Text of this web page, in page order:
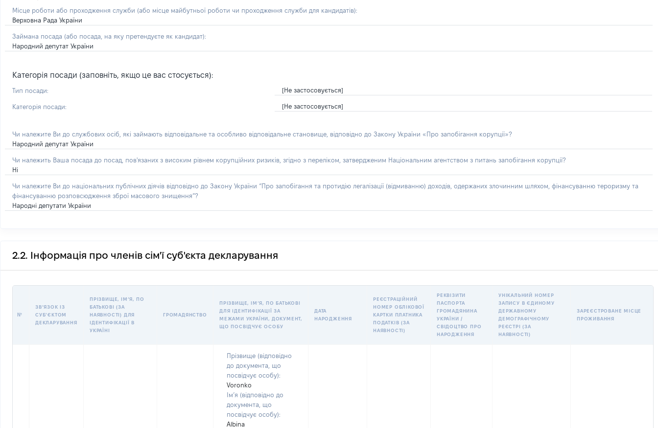
Місце роботи або проходження служби (або місце майбутньої роботи чи проходження служби для кандидатів):
Верховна Рада України
Займана посада (або посада, на яку претендуєте як кандидат):
Народний депутат України
Категорія посади (заповніть, якщо це вас стосується):
Тип посади: [Не застосовується]
Категорія посади: [Не застосовується]
Чи належите Ви до службових осіб, які займають відповідальне та особливо відповідальне становище, відповідно до Закону України «Про запобігання корупції»?
Народний депутат України
Чи належить Ваша посада до посад, пов'язаних з високим рівнем корупційних ризиків, згідно з переліком, затвердженим Національним агентством з питань запобігання корупції?
Ні
Чи належите Ви до національних публічних діячів відповідно до Закону України “Про запобігання та протидію легалізації (відмиванню) доходів, одержаних злочинним шляхом, фінансуванню тероризму та
фінансуванню розповсюдження зброї масового знищення”?
Народні депутати України
2.2. Інформація про членів сім'ї суб'єкта декларування
№
ЗВʼЯЗОК ІЗ
СУБʼЄКТОМ
ДЕКЛАРУВАННЯ
ПРІЗВИЩЕ, ІМʼЯ, ПО
БАТЬКОВІ (ЗА
НАЯВНОСТІ) ДЛЯ
ІДЕНТИФІКАЦІЇ В
УКРАЇНІ
ГРОМАДЯНСТВО
ПРІЗВИЩЕ, ІМʼЯ, ПО БАТЬКОВІ
ДЛЯ ІДЕНТИФІКАЦІЇ ЗА
МЕЖАМИ УКРАЇНИ, ДОКУМЕНТ,
ЩО ПОСВІДЧУЄ ОСОБУ
ДАТА
НАРОДЖЕННЯ
РЕЄСТРАЦІЙНИЙ
НОМЕР ОБЛІКОВОЇ
КАРТКИ ПЛАТНИКА
ПОДАТКІВ (ЗА
НАЯВНОСТІ)
РЕКВІЗИТИ
ПАСПОРТА
ГРОМАДЯНИНА
УКРАЇНИ /
СВІДОЦТВО ПРО
НАРОДЖЕННЯ
УНІКАЛЬНИЙ НОМЕР
ЗАПИСУ В ЄДИНОМУ
ДЕРЖАВНОМУ
ДЕМОГРАФІЧНОМУ
РЕЄСТРІ (ЗА
НАЯВНОСТІ)
ЗАРЕЄСТРОВАНЕ МІСЦЕ
ПРОЖИВАННЯ
Прізвище (відповідно
до документа, що
посвідчує особу):
Voronko
Ім’я (відповідно до
документа, що
посвідчує особу):
Albina